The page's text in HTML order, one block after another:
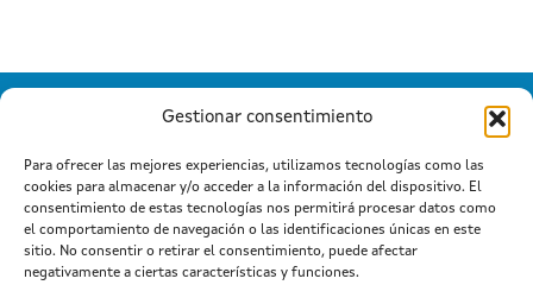
Gestionar consentimiento
Para ofrecer las mejores experiencias, utilizamos tecnologías como las
cookies para almacenar y/o acceder a la información del dispositivo. El
consentimiento de estas tecnologías nos permitirá procesar datos como
el comportamiento de navegación o las identificaciones únicas en este
sitio. No consentir o retirar el consentimiento, puede afectar
negativamente a ciertas características y funciones.
Información mantida e publicada na Internet pola Xunta de
Galicia
Atención a cidadanía|Suxestións e queixas
Aviso legal